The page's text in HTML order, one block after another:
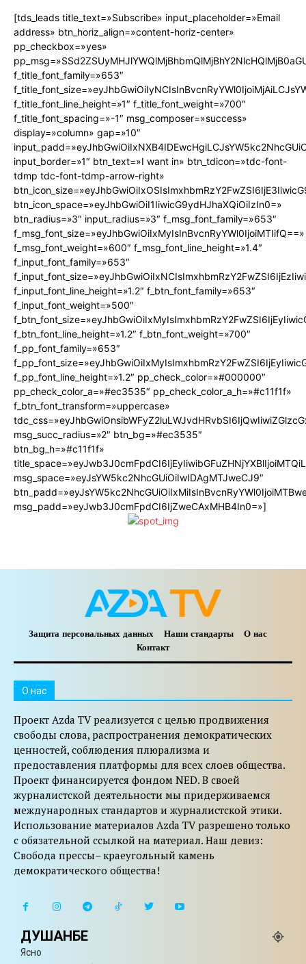
[tds_leads title_text=»Subscribe» input_placeholder=»Email
address» btn_horiz_align=»content-horiz-center»
pp_checkbox=»yes»
f_title_font_family=»653″
f_title_font_line_height=»1″ f_title_font_weight=»700″
f_title_font_spacing=»-1″ msg_composer=»success»
display=»column» gap=»10″
input_border=»1″ btn_text=»I want in» btn_tdicon=»tdc-font-
tdmp tdc-font-tdmp-arrow-right»
btn_icon_space=»eyJhbGwiOiI1IiwicG9ydHJhaXQiOiIzIn0=»
btn_radius=»3″ input_radius=»3″ f_msg_font_family=»653″
f_msg_font_size=»eyJhbGwiOiIxMyIsInBvcnRyYWl0IjoiMTIifQ==»
f_msg_font_weight=»600″ f_msg_font_line_height=»1.4″
f_input_font_family=»653″
f_input_font_line_height=»1.2″ f_btn_font_family=»653″
f_input_font_weight=»500″
f_btn_font_line_height=»1.2″ f_btn_font_weight=»700″
f_pp_font_family=»653″
f_pp_font_line_height=»1.2″ pp_check_color=»#000000″
pp_check_color_a=»#ec3535″ pp_check_color_a_h=»#c11f1f»
f_btn_font_transform=»uppercase»
msg_succ_radius=»2″ btn_bg=»#ec3535″
btn_bg_h=»#c11f1f»
msg_space=»eyJsYW5kc2NhcGUiOiIwIDAgMTJweCJ9″
msg_padd=»eyJwb3J0cmFpdCI6IjZweCAxMHB4In0=»]
Защита персональных данных Наши стандарты
О нас
Контакт
O нас
Проект Azda TV реализуется с целью продвижения
свободы слова, распространения демократических
ценностей, соблюдения плюрализма и
предоставления платформы для всех слоев общества.
Проект финансируется фондом NED. В своей
журналистской деятельности мы придерживаемся
международных стандартов и журналистской этики.
Использование материалов Azda TV разрешено только
с обязательной ссылкой на материал. Наш девиз:
Свобода прессы– краеугольный камень
демократического общества!
ДУШАНБЕ
Ясно